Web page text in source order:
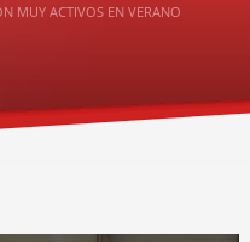
MUY ACTIVOS EN VERANO